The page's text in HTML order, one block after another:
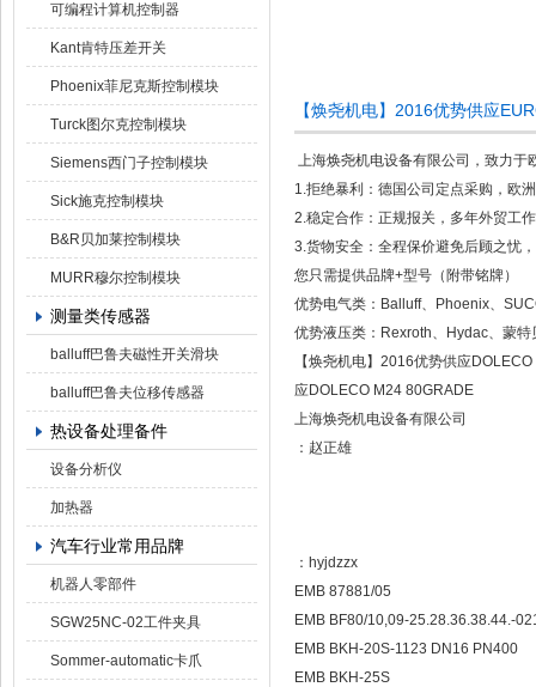
可编程计算机控制器
Kant肯特压差开关
Phoenix菲尼克斯控制模块
Turck图尔克控制模块
Siemens西门子控制模块
Sick施克控制模块
B&R贝加莱控制模块
MURR穆尔控制模块
测量类传感器
balluff巴鲁夫磁性开关滑块
balluff巴鲁夫位移传感器
热设备处理备件
设备分析仪
加热器
汽车行业常用品牌
机器人零部件
SGW25NC-02工件夹具
Sommer-automatic卡爪
【焕尧机电】2016优势供应
上海焕尧机电设备有限公司，致力于
1.拒绝暴利：德国公司定点采购，欧
2.稳定合作：正规报关，多年外贸工
3.货物安全：全程保价避免后顾之忧
您只需提供品牌+型号（附带铭牌）
优势电气类：Balluff、Phoenix
优势液压类：Rexroth、Hydac、蒙
【焕尧机电】2016优势供应
应DOLECO M24 80GRADE
上海焕尧机电设备有限公司
：赵正雄
：hyjdzzx
EMB 87881/05
EMB BF80/10,09-25.28.36.38.44.-
EMB BKH-20S-1123 DN16 PN400
EMB BKH-25S